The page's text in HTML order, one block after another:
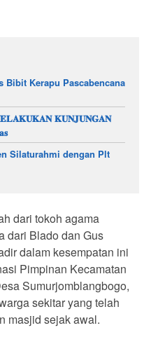
Bibit Kerapu Pascabencana
𝐊𝐔𝐍𝐉𝐔𝐍𝐆𝐀𝐍
Silaturahmi dengan Plt
dari tokoh agama
dari Blado dan Gus
dalam kesempatan ini
Pimpinan Kecamatan
Sumurjomblangbogo,
sekitar yang telah
masjid sejak awal.